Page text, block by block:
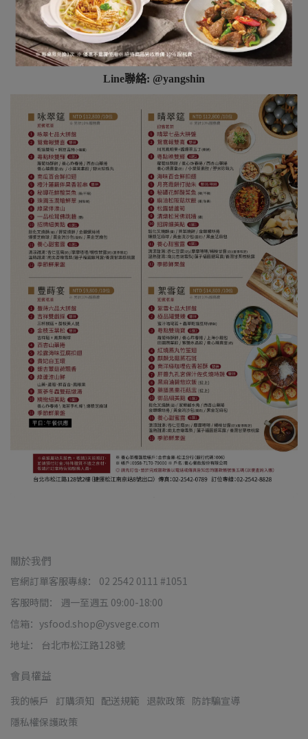
訂金匯款資訊(點選)請先訂位再匯款
匯款完成後請告知【您的匯款帳號後五碼】以便查詢入帳
電話連絡: 02-2542-8828
Line聯絡: @yangshin
關於我們
官網訂單客服專線： 02 2542 0111 #1051
客服時間： 週一至週五 09:00-18:00
信箱：ysfood.shop@ysvege.com
地址： 台北市松江路128號
會員權益
我的帳戶 訂購須知 配送規範 退款政策 防詐騙宣導
隱私權保護政策